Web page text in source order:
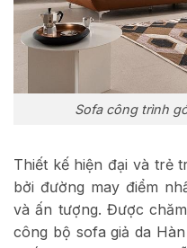
Sofa công trình
Thiết kế hiện đại và trẻ
bởi đường may điểm
và ấn tượng. Được
công bộ sofa giả da